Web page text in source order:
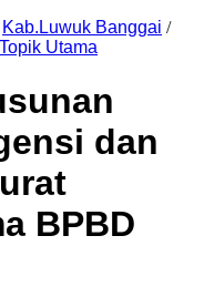
Kab.Luwuk Banggai /
Topik Utama
dan
BPBD